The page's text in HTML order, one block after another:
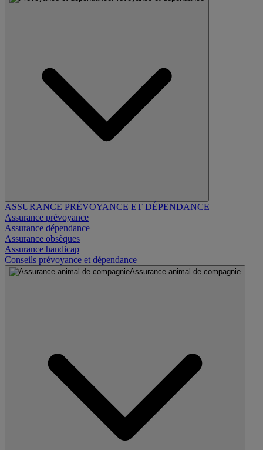
ASSURANCE PRÉVOYANCE ET DÉPENDANCE
Assurance prévoyance
Assurance dépendance
Assurance obsèques
Assurance handicap
Conseils prévoyance et dépendance
Assurance animal de compagnie